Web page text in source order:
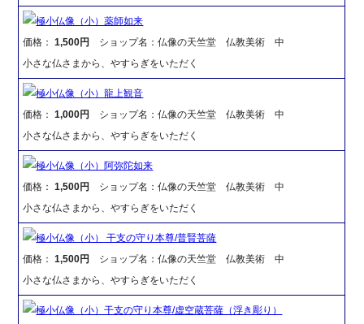
極小仏像（小）薬師如来
価格：1,500円
ショップ名：仏像の天竺堂 仏教美術 中
小さな仏さまから、やすらぎをいただく
極小仏像（小）龍上観音
価格：1,000円
ショップ名：仏像の天竺堂 仏教美術 中
小さな仏さまから、やすらぎをいただく
極小仏像（小）阿弥陀如来
価格：1,500円
ショップ名：仏像の天竺堂 仏教美術 中
小さな仏さまから、やすらぎをいただく
極小仏像（小） 干支の守り本尊/普賢菩薩
価格：1,500円
ショップ名：仏像の天竺堂 仏教美術 中
小さな仏さまから、やすらぎをいただく
極小仏像（小）干支の守り本尊/虚空蔵菩薩（浮き彫り）